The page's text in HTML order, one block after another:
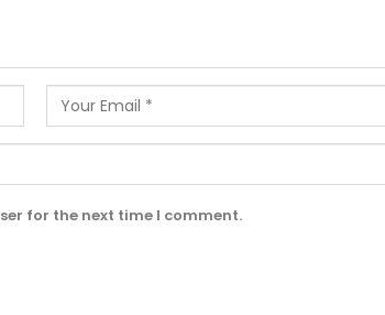
for the next time I comment.